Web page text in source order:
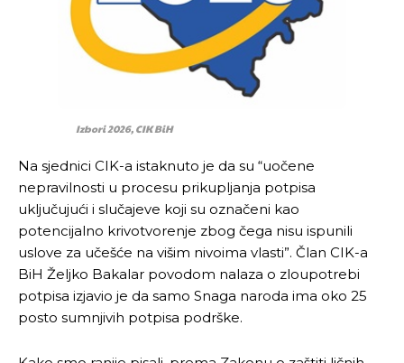
Izbori 2026, CIK BiH
Na sjednici CIK-a istaknuto je da su “uočene
nepravilnosti u procesu prikupljanja potpisa
uključujući i slučajeve koji su označeni kao
potencijalno krivotvorenje zbog čega nisu ispunili
uslove za učešće na višim nivoima vlasti”. Član CIK-a
BiH Željko Bakalar povodom nalaza o zloupotrebi
potpisa izjavio je da samo Snaga naroda ima oko 25
posto sumnjivih potpisa podrške.